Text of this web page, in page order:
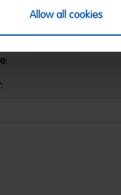
Allow all cookies
Fettsäuren: